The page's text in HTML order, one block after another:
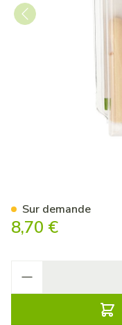
8,70 €
Sur demande